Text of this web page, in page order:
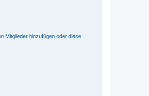
Mitglieder hinzufügen oder diese